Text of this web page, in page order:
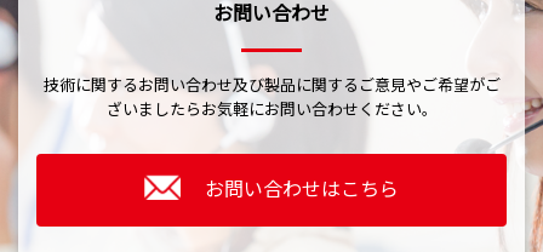
お問い合わせ
技術に関するお問い合わせ及び製品に関するご意見やご希望がご
ざいましたら お気軽にお問い合わせください。
お問い合わせはこちら